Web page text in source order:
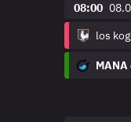
08:00
los